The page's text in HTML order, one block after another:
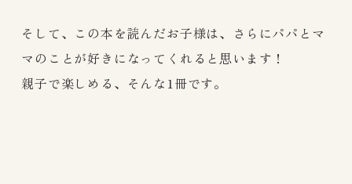
そして、この本を読んだお子様は、さらにパパとマ
マのことが好きになってくれると思います！
親子で楽しめる、そんな1冊です。